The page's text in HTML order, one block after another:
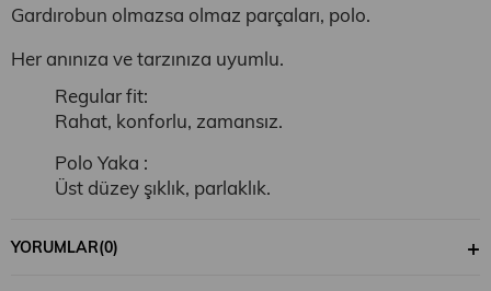
Gardırobun olmazsa olmaz parçaları, polo.
Her anınıza ve tarzınıza uyumlu.
Regular fit:
Rahat, konforlu, zamansız.
Polo Yaka :
Üst düzey şıklık, parlaklık.
Üst düzey yumuşaklık, beden uyumu.
YORUMLAR(0)